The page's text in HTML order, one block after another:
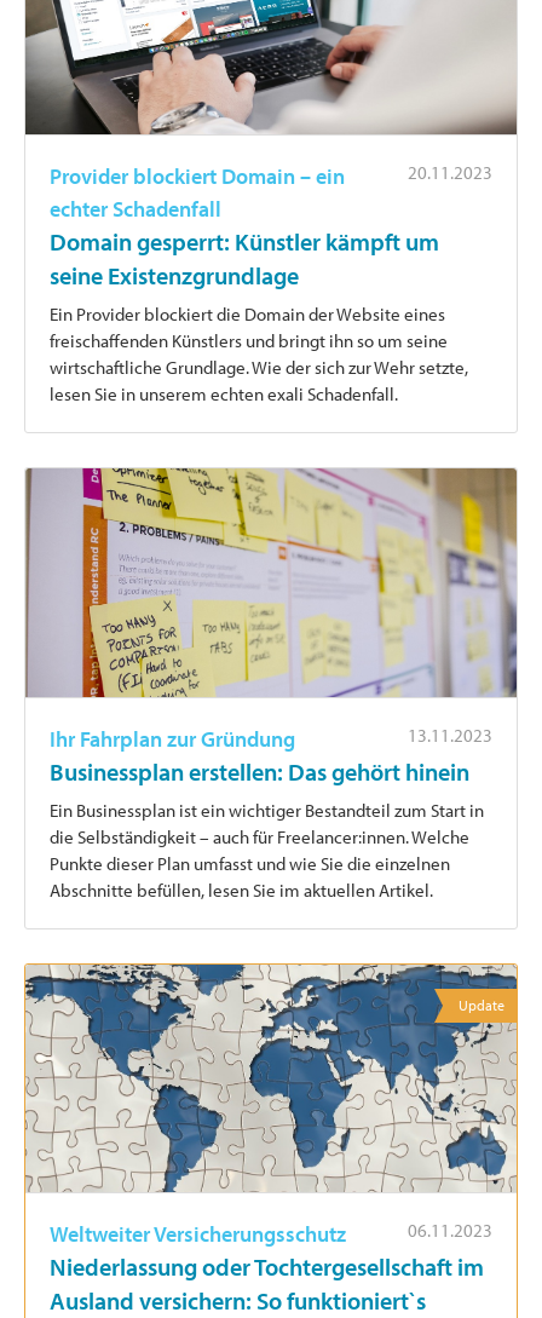
20.11.2023
Provider blockiert Domain – ein
echter Schadenfall
Domain gesperrt: Künstler kämpft um
seine Existenzgrundlage
Ein Provider blockiert die Domain der Website eines
freischaffenden Künstlers und bringt ihn so um seine
wirtschaftliche Grundlage. Wie der sich zur Wehr setzte,
lesen Sie in unserem echten exali Schadenfall.
13.11.2023
Ihr Fahrplan zur Gründung
Businessplan erstellen: Das gehört hinein
Ein Businessplan ist ein wichtiger Bestandteil zum Start in
die Selbständigkeit – auch für Freelancer:innen. Welche
Punkte dieser Plan umfasst und wie Sie die einzelnen
Abschnitte befüllen, lesen Sie im aktuellen Artikel.
Update
06.11.2023
Weltweiter Versicherungsschutz
Niederlassung oder Tochtergesellschaft im
Ausland versichern: So funktioniert`s